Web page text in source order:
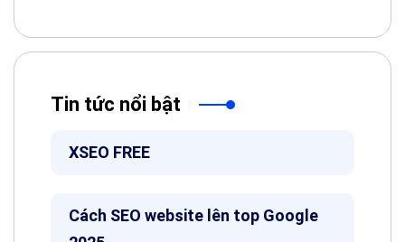
Tin tức nổi bật
XSEO FREE
Cách SEO website lên top Google